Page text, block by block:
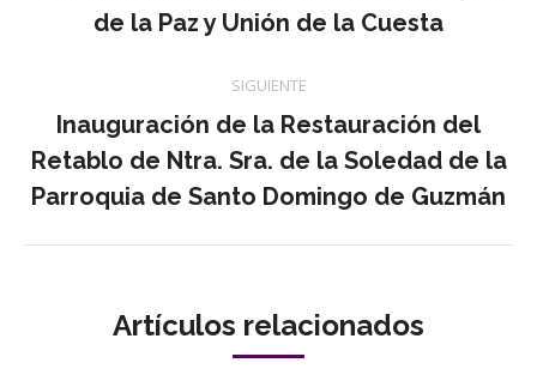
publicaciones
anterior:
de la Paz y Unión de la Cuesta
SIGUIENTE
Publicación
siguiente:
Inauguración de la Restauración del
Retablo de Ntra. Sra. de la Soledad de la
Parroquia de Santo Domingo de Guzmán
Artículos relacionados